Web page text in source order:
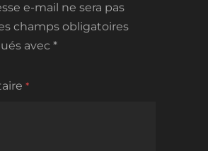
e-mail ne sera pas
champs obligatoires
avec *
*